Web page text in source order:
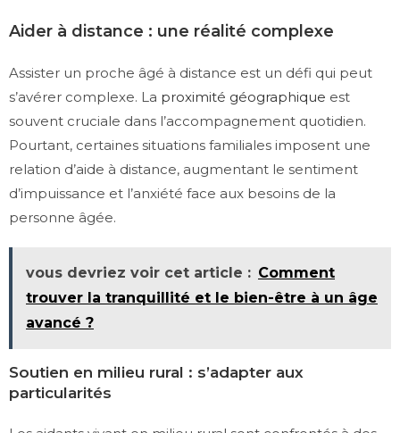
Aider à distance : une réalité complexe
Assister un proche âgé à distance est un défi qui peut
s’avérer complexe. La proximité géographique est
souvent cruciale dans l’accompagnement quotidien.
Pourtant, certaines situations familiales imposent une
relation d’aide à distance, augmentant le sentiment
d’impuissance et l’anxiété face aux besoins de la
personne âgée.
vous devriez voir cet article : Comment
trouver la tranquillité et le bien-être à un âge
avancé ?
Soutien en milieu rural : s’adapter aux
particularités